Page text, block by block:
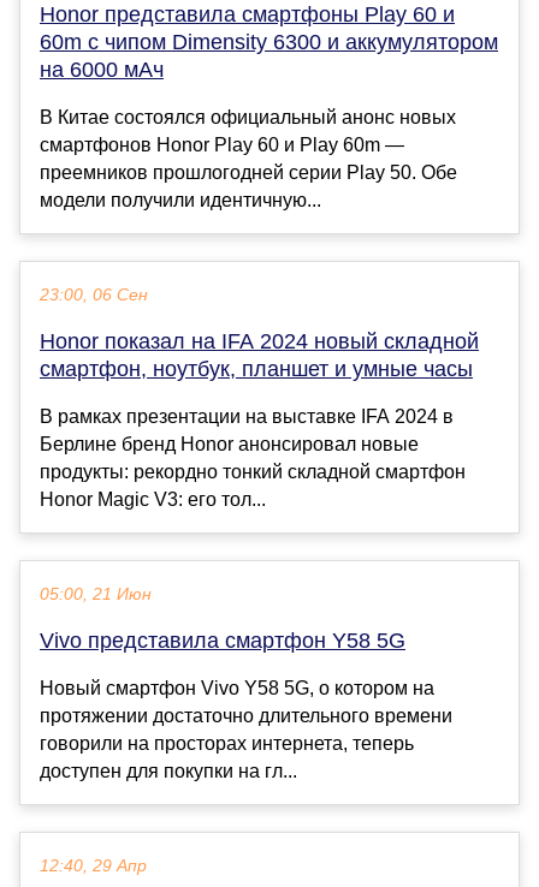
Honor представила смартфоны Play 60 и
60m с чипом Dimensity 6300 и аккумулятором
на 6000 мАч
В Китае состоялся официальный анонс новых
смартфонов Honor Play 60 и Play 60m —
преемников прошлогодней серии Play 50. Обе
модели получили идентичную...
23:00, 06 Сен
Honor показал на IFA 2024 новый складной
смартфон, ноутбук, планшет и умные часы
В рамках презентации на выставке IFA 2024 в
Берлине бренд Honor анонсировал новые
продукты: рекордно тонкий складной смартфон
Honor Magic V3: его тол...
05:00, 21 Июн
Vivo представила смартфон Y58 5G
Новый смартфон Vivo Y58 5G, о котором на
протяжении достаточно длительного времени
говорили на просторах интернета, теперь
доступен для покупки на гл...
12:40, 29 Апр